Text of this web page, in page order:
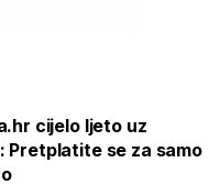
cijelo ljeto uz
Pretplatite se za samo